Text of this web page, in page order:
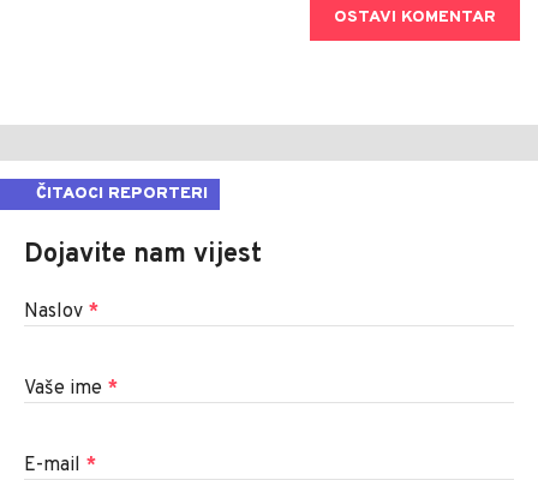
OSTAVI KOMENTAR
ČITAOCI REPORTERI
Dojavite nam vijest
Naslov *
Vaše ime *
E-mail *